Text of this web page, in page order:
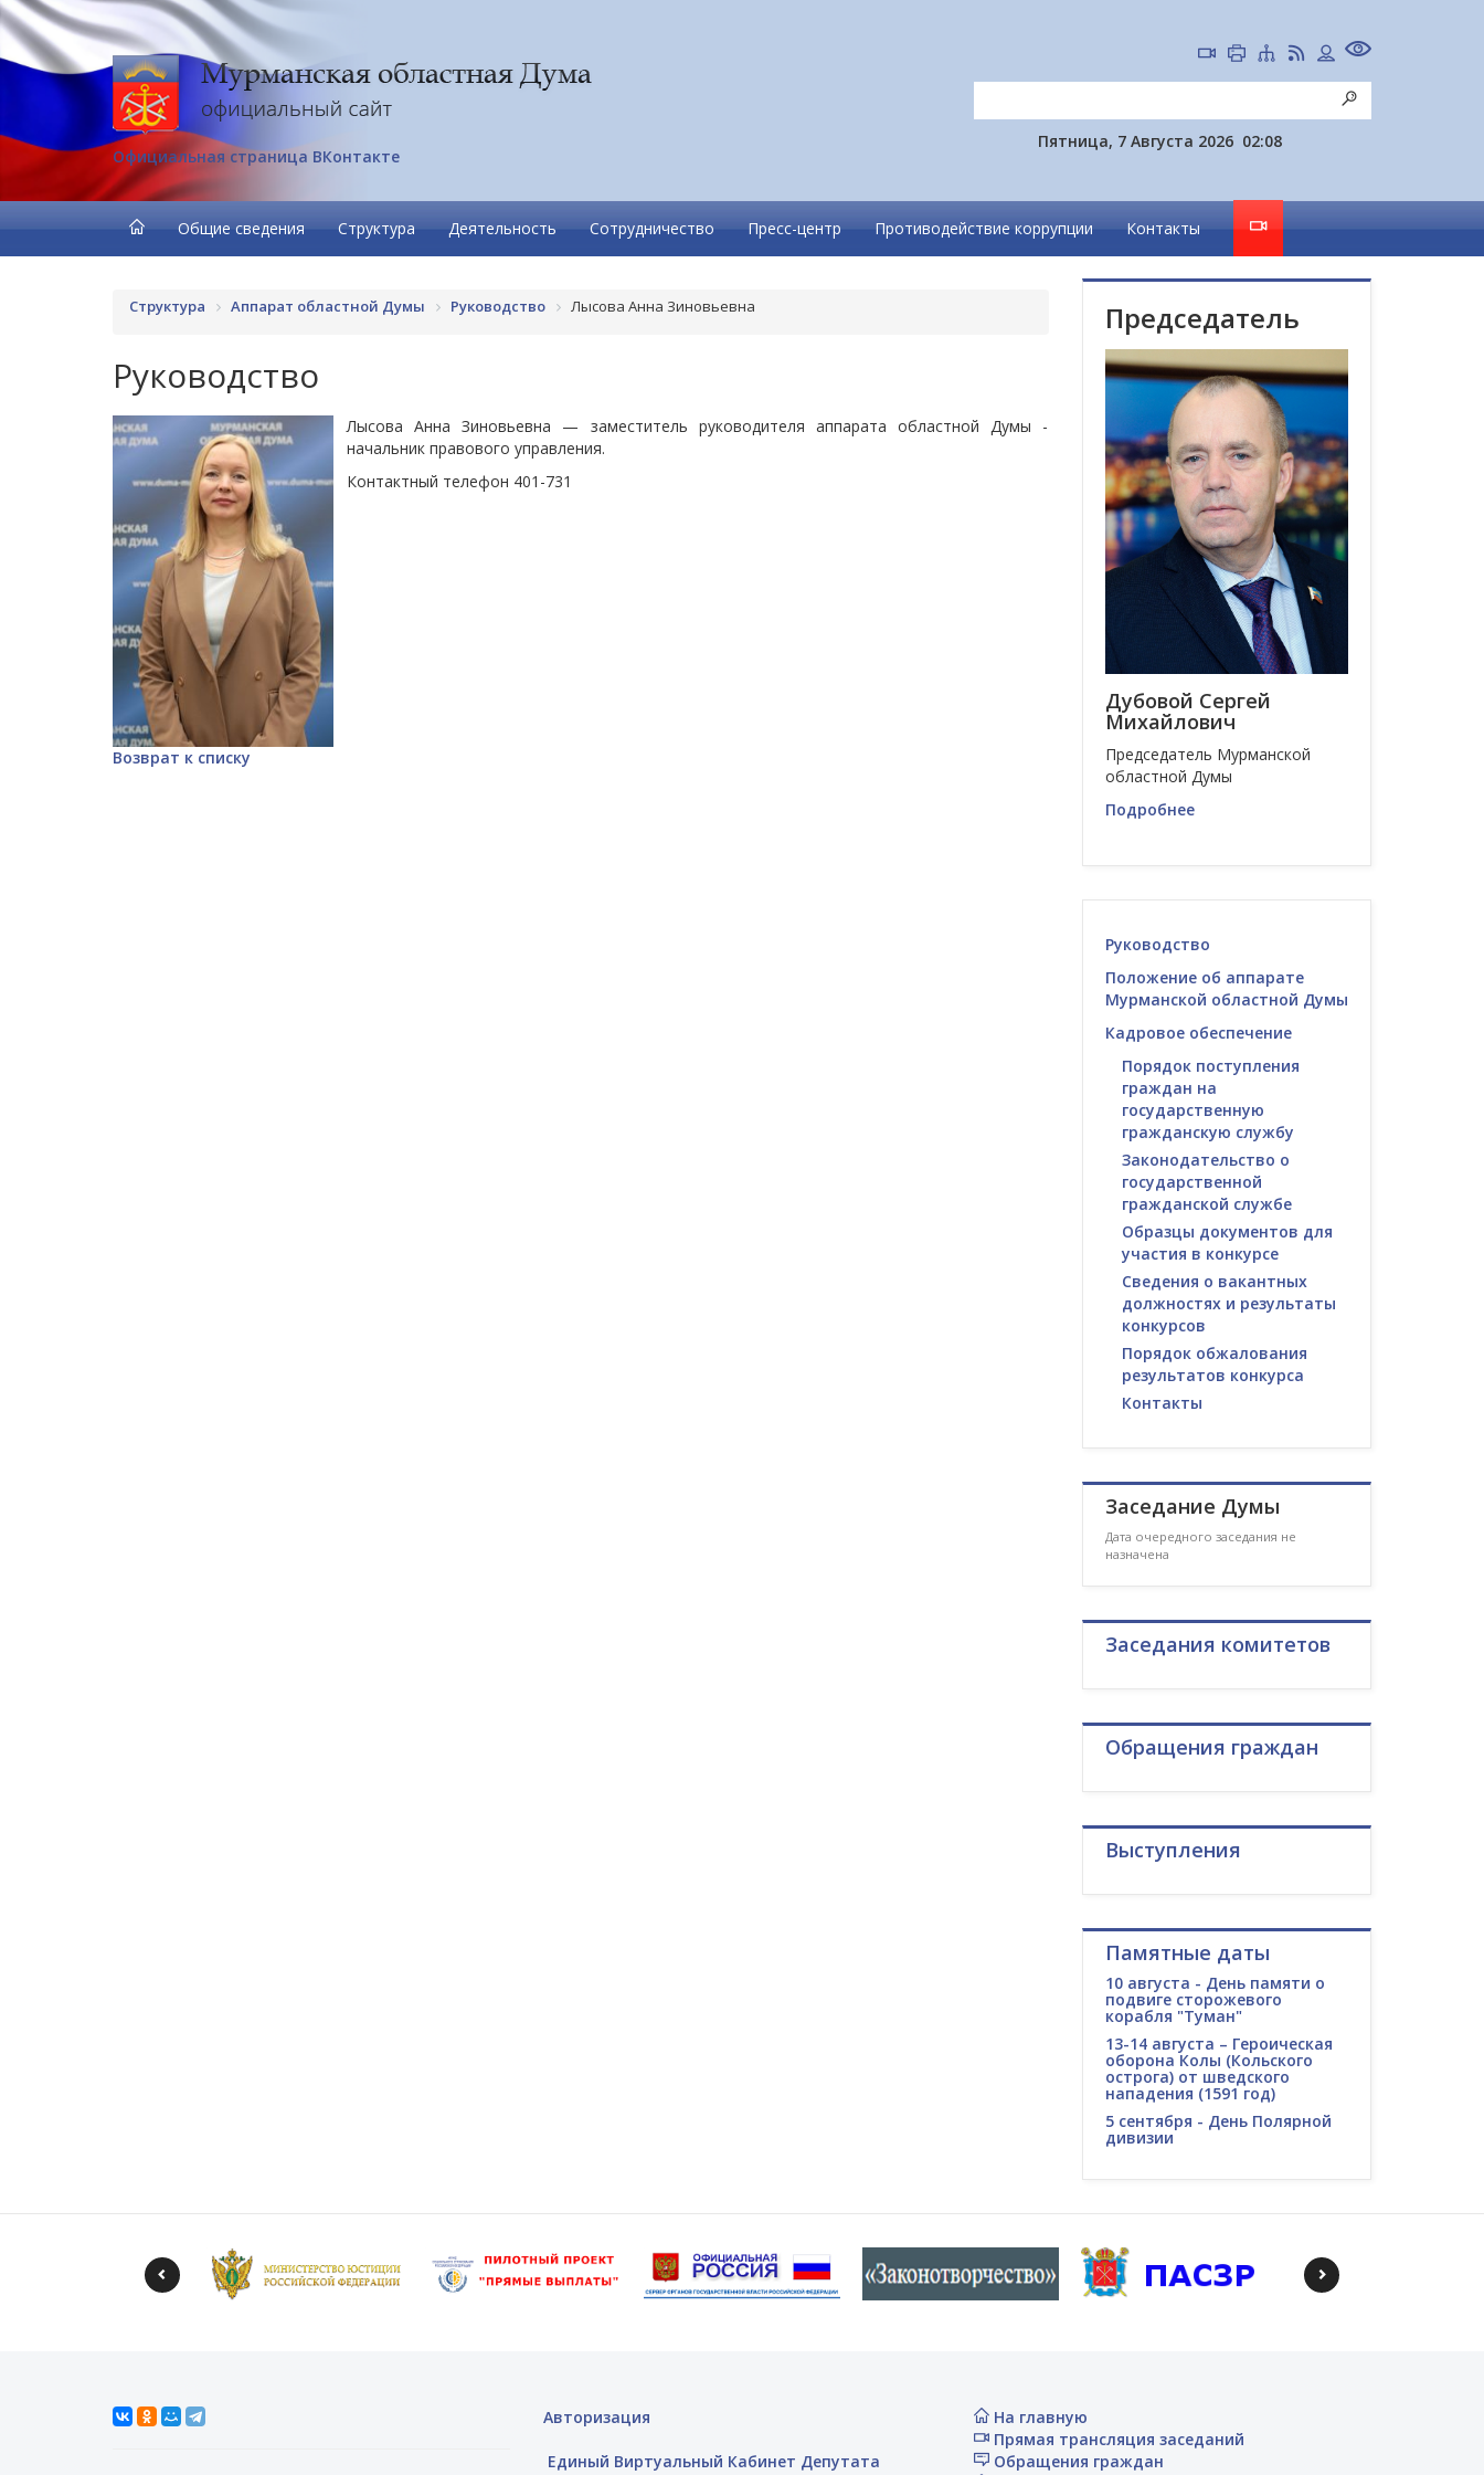
Официальная страница ВКонтакте
Пятница, 7 Августа 2026 02:08
Общие сведения Структура Деятельность Сотрудничество Пресс-центр Противодействие коррупции Контакты
Структура Аппарат областной Думы Руководство Лысова Анна Зиновьевна
Руководство
Лысова Анна Зиновьевна — заместитель руководителя аппарата областной Думы -
начальник правового управления.
Контактный телефон 401-731
Возврат к списку
Председатель
Дубовой Сергей
Михайлович
Председатель Мурманской
областной Думы
Подробнее
Руководство
Положение об аппарате
Мурманской областной Думы
Кадровое обеспечение
Порядок поступления
граждан на
государственную
гражданскую службу
Законодательство о
государственной
гражданской службе
Образцы документов для
участия в конкурсе
Сведения о вакантных
должностях и результаты
конкурсов
Порядок обжалования
результатов конкурса
Контакты
Заседание Думы
Дата очередного заседания не
назначена
Заседания комитетов
Обращения граждан
Выступления
Памятные даты
10 августа - День памяти о
подвиге сторожевого
корабля "Туман"
13-14 августа – Героическая
оборона Колы (Кольского
острога) от шведского
нападения (1591 год)
5 сентября - День Полярной
дивизии
Авторизация
Единый Виртуальный Кабинет Депутата
На главную
Прямая трансляция заседаний
Обращения граждан